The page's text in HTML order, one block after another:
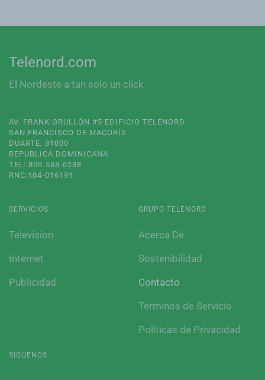
Telenord.com
El Nordeste a tan solo un click
AV. FRANK GRULLÓN #5 EDIFICIO TELENORD
SAN FRANCISCO DE MACORÍS
DUARTE, 31000
REPUBLICA DOMINICANA
TEL: 809-588-6238
RNC:104-016191
SERVICIOS
Television
Internet
Publicidad
GRUPO TELENORD
Acerca De
Sostenibilidad
Contacto
Terminos de Servicio
Politicas de Privacidad
SIGUENOS